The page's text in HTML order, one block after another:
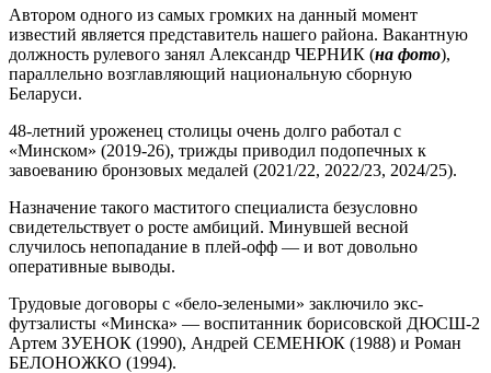
Автором одного из самых громких на данный момент
известий является представитель нашего района. Вакантную
должность рулевого занял Александр ЧЕРНИК (на фото),
параллельно возглавляющий национальную сборную
Беларуси.
48-летний уроженец столицы очень долго работал с
«Минском» (2019-26), трижды приводил подопечных к
завоеванию бронзовых медалей (2021/22, 2022/23, 2024/25).
Назначение такого маститого специалиста безусловно
свидетельствует о росте амбиций. Минувшей весной
случилось непопадание в плей-офф — и вот довольно
оперативные выводы.
Трудовые договоры с «бело-зелеными» заключило экс-
футзалисты «Минска» — воспитанник борисовской ДЮСШ-2
Артем ЗУЕНОК (1990), Андрей СЕМЕНЮК (1988) и Роман
БЕЛОНОЖКО (1994).